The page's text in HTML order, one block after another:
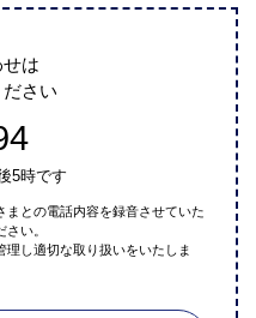
は
さい
5時です
まとの電話内容を録音させていた
い。
理し適切な取り扱いをいたしま